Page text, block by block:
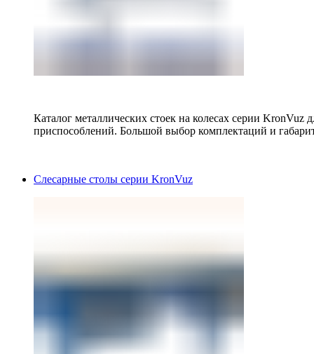
Каталог металлических стоек на колесах серии KronVuz
приспособлений. Большой выбор комплектаций и
Слесарные столы серии KronVuz